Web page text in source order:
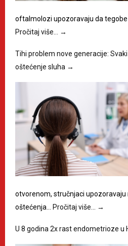
oftalmolozi upozoravaju da
Pročitaj više… →
Tihi problem nove generacije:
oštećenje sluha →
otvorenom, stručnjaci upozoravaju
oštećenja… Pročitaj više… →
U 8 godina 2x rast endometrioze u